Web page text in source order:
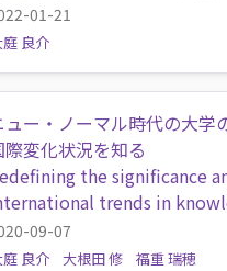
01-21
良介
ュー・ノーマル時代の大学
際変化状況を知る
the significance
trends in
09-07
良介 大根田 修 福重 瑞穂